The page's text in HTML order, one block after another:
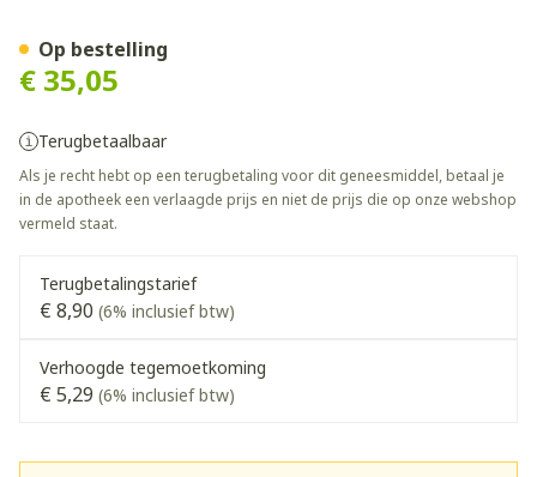
€ 35,05
Terugbetaalbaar
Als je recht hebt op een terugbetaling voor dit geneesmiddel, betaal je
in de apotheek een verlaagde prijs en niet de prijs die op onze webshop
vermeld staat.
Terugbetalingstarief
€ 8,90 (6% inclusief btw)
Verhoogde tegemoetkoming
€ 5,29 (6% inclusief btw)
Op bestelling